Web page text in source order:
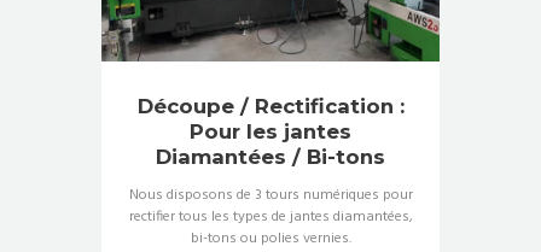
Découpe / Rectification :
Pour les jantes
Diamantées / Bi-tons
Nous disposons de 3 tours numériques pour
rectifier tous les types de jantes diamantées,
bi-tons ou polies vernies.